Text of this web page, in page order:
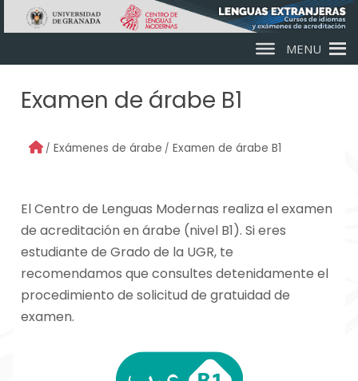
Skip to main content
MENU
Examen de árabe B1
Exámenes de árabe Examen de árabe B1
El Centro de Lenguas Modernas realiza el examen
de acreditación en árabe (nivel B1). Si eres
estudiante de Grado de la UGR, te
recomendamos que consultes detenidamente el
procedimiento de solicitud de gratuidad de
examen.